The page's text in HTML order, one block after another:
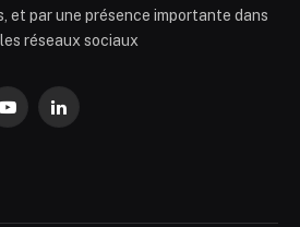
et par une présence importante dans
réseaux sociaux
YouTubeLinkedIn